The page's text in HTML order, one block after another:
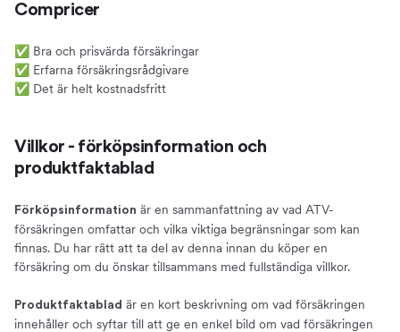
Compricer
✅ Bra och prisvärda försäkringar
✅ Erfarna försäkringsrådgivare
✅ Det är helt kostnadsfritt
Villkor - förköpsinformation och
produktfaktablad
Förköpsinformation är en sammanfattning av vad ATV-
försäkringen omfattar och vilka viktiga begränsningar som kan
finnas. Du har rätt att ta del av denna innan du köper en
försäkring om du önskar tillsammans med fullständiga villkor.
Produktfaktablad är en kort beskrivning om vad försäkringen
innehåller och syftar till att ge en enkel bild om vad försäkringen